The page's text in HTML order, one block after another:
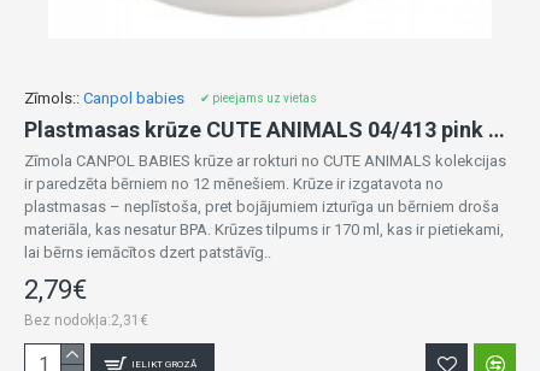
Zīmols:: Canpol babies ✔ pieejams uz vietas
Plastmasas krūze CUTE ANIMALS 04/413 pink RABBIT
Zīmola CANPOL BABIES krūze ar rokturi no CUTE ANIMALS kolekcijas
ir paredzēta bērniem no 12 mēnešiem. Krūze ir izgatavota no
plastmasas – neplīstoša, pret bojājumiem izturīga un bērniem droša
materiāla, kas nesatur BPA. Krūzes tilpums ir 170 ml, kas ir pietiekami,
lai bērns iemācītos dzert patstāvīg..
2,79€
Bez nodokļa:2,31€
IELIKT GROZĀ